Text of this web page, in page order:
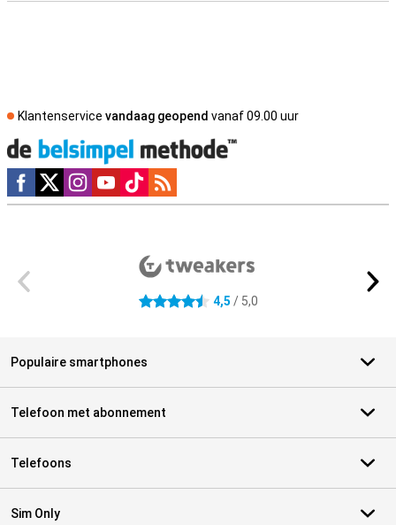
Klantenservice vandaag geopend vanaf 09.00 uur
Social media
4.5 sterren 4,5 / 5,0
Populaire smartphones
Telefoon met abonnement
Telefoons
Sim Only